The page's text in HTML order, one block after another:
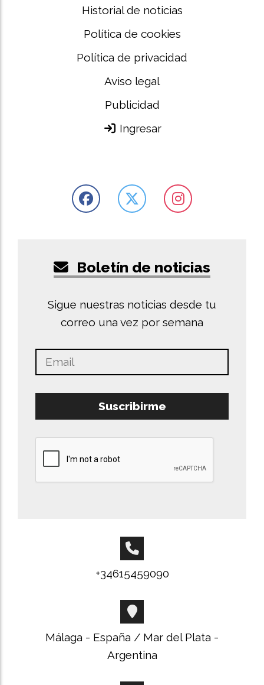
Historial de noticias
Política de cookies
Política de privacidad
Aviso legal
Publicidad
Ingresar
Boletín de noticias
Sigue nuestras noticias desde tu
correo una vez por semana
Suscribirme
+34615459090
Málaga - España / Mar del Plata -
Argentina